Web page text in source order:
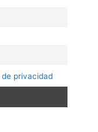
privacidad